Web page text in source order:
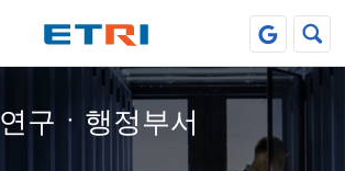
연구ㆍ행정부서